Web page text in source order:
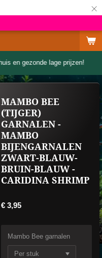
×
en gezonde lage prijzen!
MAMBO BEE
(TIJGER)
GARNALEN -
MAMBO
BIJENGARNALEN
ZWART-BLAUW-
BRUIN-BLAUW -
CARIDINA SHRIMP
€ 3,95
Mambo Bee garnalen